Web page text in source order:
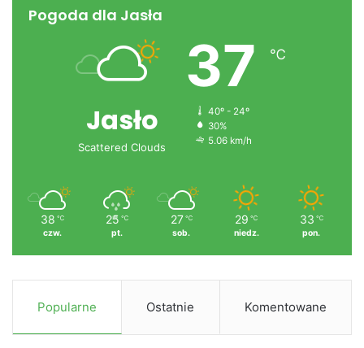
Pogoda dla Jasła
Jasło
Scattered Clouds
37 ℃
40º - 24º
30%
5.06 km/h
38 ℃
czw.
25 ℃
pt.
27 ℃
sob.
29 ℃
niedz.
33 ℃
pon.
Popularne Ostatnie Komentowane